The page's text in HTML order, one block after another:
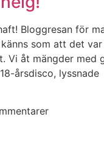
Bloggresan för
som att det var
Vi åt mängder med
årsdisco, lyssnade